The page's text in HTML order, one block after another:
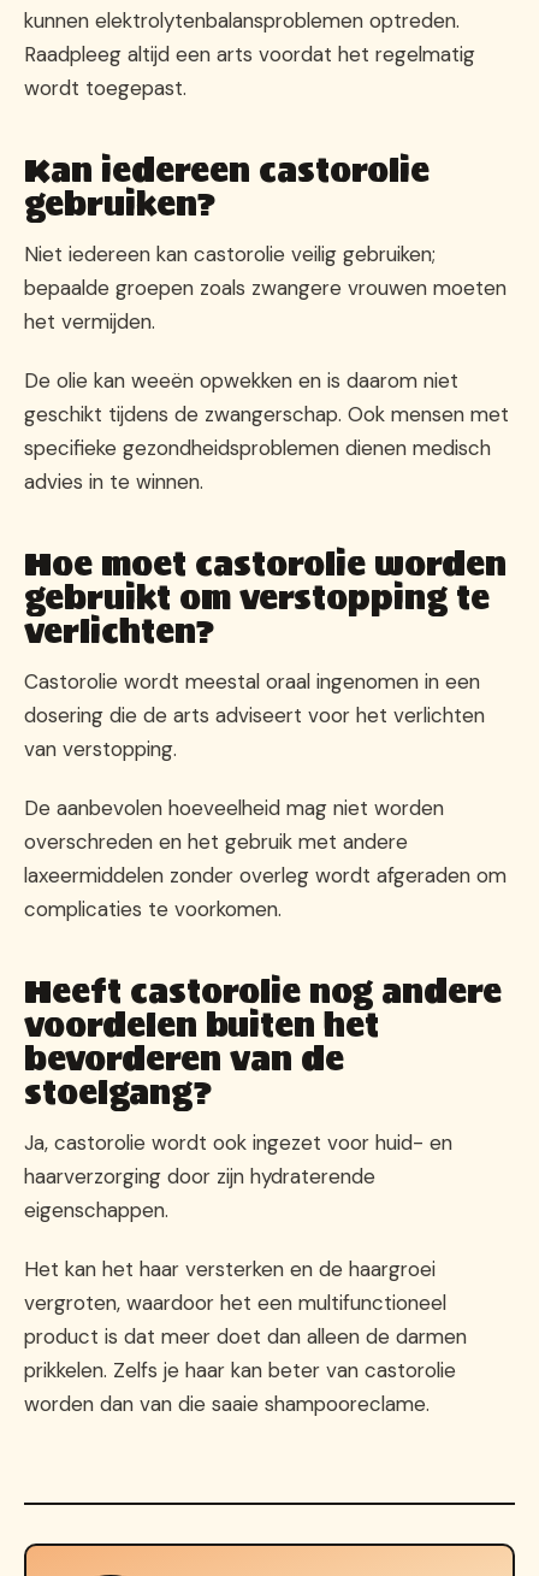
kunnen elektrolytenbalansproblemen optreden.
Raadpleeg altijd een arts voordat het regelmatig
wordt toegepast.
Kan iedereen castorolie
gebruiken?
Niet iedereen kan castorolie veilig gebruiken;
bepaalde groepen zoals zwangere vrouwen moeten
het vermijden.
De olie kan weeën opwekken en is daarom niet
geschikt tijdens de zwangerschap. Ook mensen met
specifieke gezondheidsproblemen dienen medisch
advies in te winnen.
Hoe moet castorolie worden
gebruikt om verstopping te
verlichten?
Castorolie wordt meestal oraal ingenomen in een
dosering die de arts adviseert voor het verlichten
van verstopping.
De aanbevolen hoeveelheid mag niet worden
overschreden en het gebruik met andere
laxeermiddelen zonder overleg wordt afgeraden om
complicaties te voorkomen.
Heeft castorolie nog andere
voordelen buiten het
bevorderen van de
stoelgang?
Ja, castorolie wordt ook ingezet voor huid- en
haarverzorging door zijn hydraterende
eigenschappen.
Het kan het haar versterken en de haargroei
vergroten, waardoor het een multifunctioneel
product is dat meer doet dan alleen de darmen
prikkelen. Zelfs je haar kan beter van castorolie
worden dan van die saaie shampooreclame.